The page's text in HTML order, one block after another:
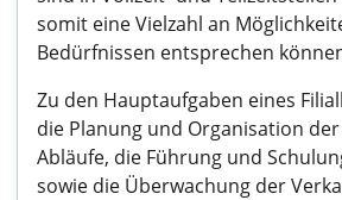
somit eine Vielzahl an
Bedürfnissen entsprechen
Zu den Hauptaufgaben eines
die Planung und Organisation
Abläufe, die Führung und
sowie die Überwachung der